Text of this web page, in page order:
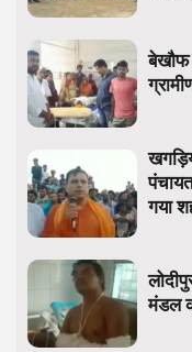
बेखौफ
गया
मंडल